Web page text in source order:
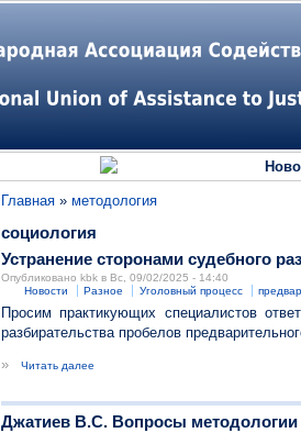
Главная » методология
социология
Устранение сторонами судебного
Опубликовано kbk в Вс, 09/02/2025 - 14:40
Новости
Разное Уголовный процесс
Просим практикующих специалистов
разбирательства пробелов
»
Читать далее
Джатиев В.С. Вопросы методологии